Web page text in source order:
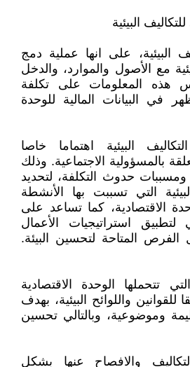
البيئية
البيئية، على انها عملية دمج
مع الأصول والموارد، والدخل
هذه المعلومات على تكلفة
في البيانات المالية للوحدة
البيئية اهتماما خاصا
بالمسؤولية الاجتماعية. وذلك
ومسببات حدوث التكلفة، لتحديد
التي تسببت بها الأنشطة
الاقتصادية، كما تساعد على
لتطبيق استراتيجيات الأعمال
الفرص المتاحة لتحسين البيئة.
تتحملها الوحدة الاقتصادية
للقوانين واللوائح البيئية، بهدف
وموضوعية، وبالتالي تحسين
والافصاح عنها بشكل